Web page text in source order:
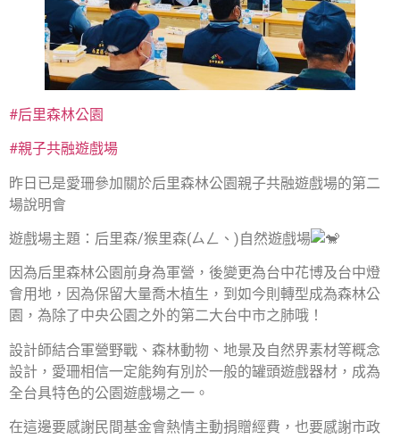
#后里森林公園
#親子共融遊戲場
昨日已是愛珊參加關於后里森林公園親子共融遊戲場的第二
場說明會
遊戲場主題：后里森/猴里森(ㄙㄥ、)自然遊戲場
因為后里森林公園前身為軍營，後變更為台中花博及台中燈
會用地，因為保留大量喬木植生，到如今則轉型成為森林公
園，為除了中央公園之外的第二大台中市之肺哦！
設計師結合軍營野戰、森林動物、地景及自然界素材等概念
設計，愛珊相信一定能夠有別於一般的罐頭遊戲器材，成為
全台具特色的公園遊戲場之一。
在這邊要感謝民間基金會熱情主動捐贈經費，也要感謝市政